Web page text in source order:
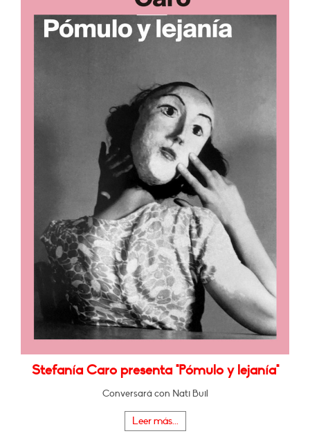
Stefanía Caro presenta "Pómulo y lejanía"
Conversará con Nati Buil
Leer más...